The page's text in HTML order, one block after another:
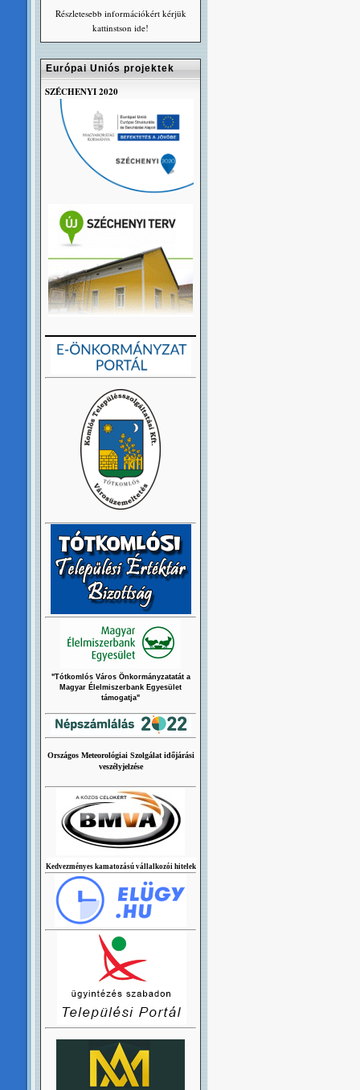
Részletesebb információkért kérjük
kattinstson ide!
Európai Uniós projektek
SZÉCHENYI 2020
"Tótkomlós Város Önkormányzatatát a
Magyar Élelmiszerbank Egyesület
támogatja"
Országos Meteorológiai Szolgálat időjárási
veszélyjelzése
Kedvezményes kamatozású vállalkozói hitelek